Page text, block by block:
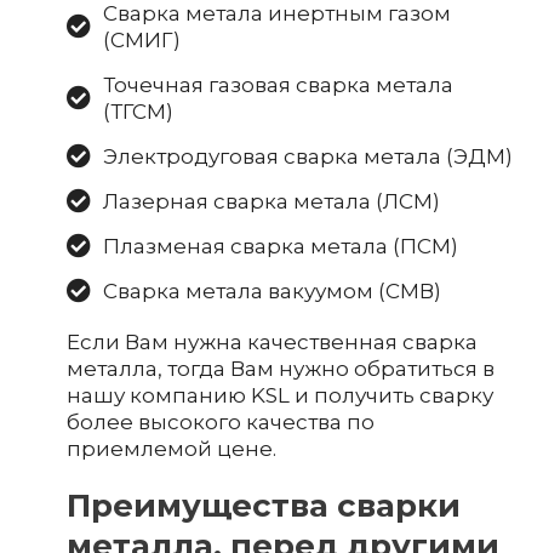
Сварка метала инертным газом
(СМИГ)
Точечная газовая сварка метала
(ТГСМ)
Электродуговая сварка метала (ЭДМ)
Лазерная сварка метала (ЛСМ)
Плазменая сварка метала (ПСМ)
Сварка метала вакуумом (СМВ)
Если Вам нужна качественная сварка
металла, тогда Вам нужно обратиться в
нашу компанию KSL и получить сварку
более высокого качества по
приемлемой цене.
Преимущества сварки